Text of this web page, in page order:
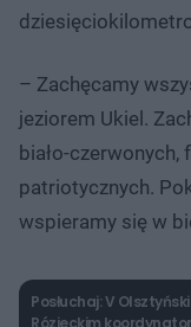
– Zachęcamy
jeziorem Ukiel.
biało-
patriotycznych.
wspieramy się w
Posłuchaj: V
Rózieckim